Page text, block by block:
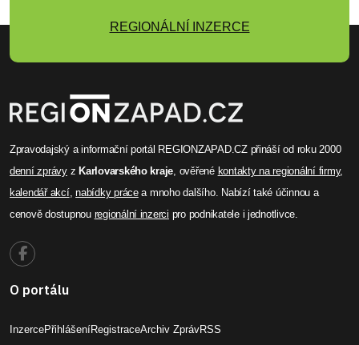
REGIONÁLNÍ INZERCE
Zpravodajský a informační portál REGIONZAPAD.CZ přináší od roku 2000
denní zprávyz Karlovarského kraje, ověřené kontakty na regionální firmy,
kalendář akcí,nabídky prácea mnoho dalšího. Nabízí také účinnou a
cenově dostupnou regionální inzerci pro podnikatele i jednotlivce.
O portálu
InzercePřihlášeníRegistraceArchiv ZprávRSS